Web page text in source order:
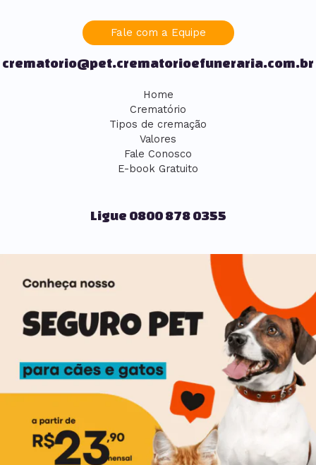
Fale com a Equipe
crematorio@pet.crematorioefuneraria.com.br
Home
Crematório
Tipos de cremação
Valores
Fale Conosco
E-book Gratuito
Ligue 0800 878 0355